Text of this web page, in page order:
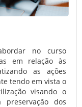
no curso
em relação às
as ações
tendo em vista o
visando o
preservação dos